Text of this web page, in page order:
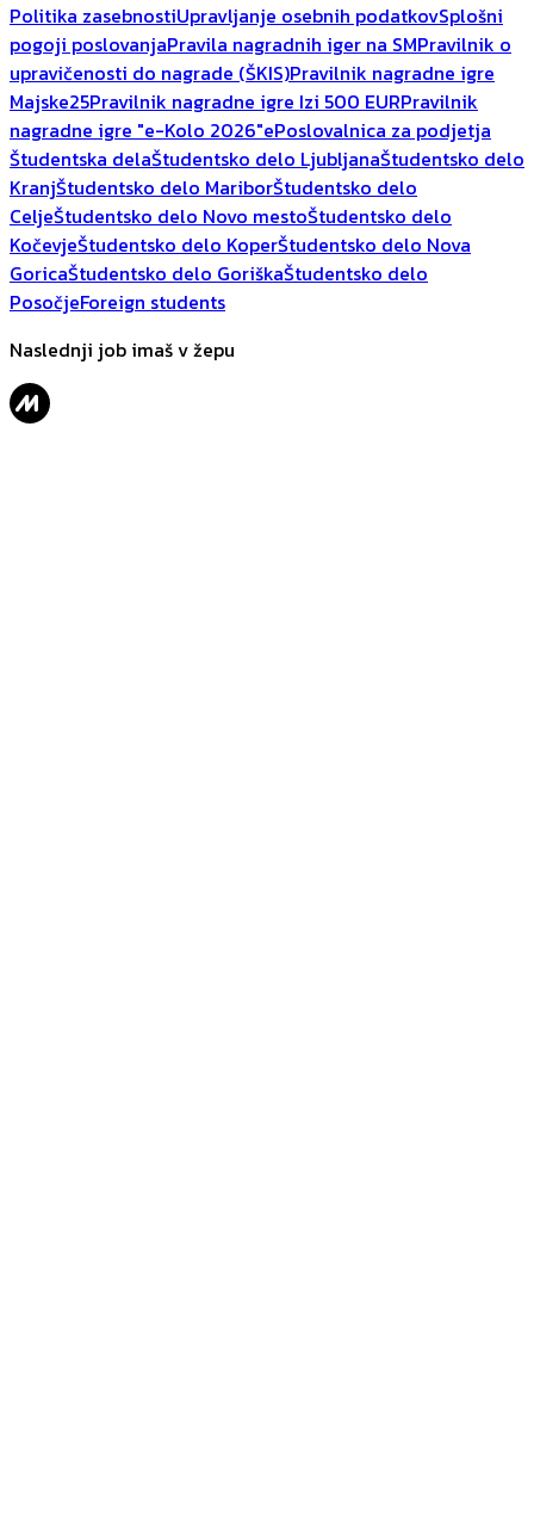
Politika zasebnostiUpravljanje osebnih podatkovSplošni
pogoji poslovanjaPravila nagradnih iger na SMPravilnik o
upravičenosti do nagrade (ŠKIS)Pravilnik nagradne igre
Majske25Pravilnik nagradne igre Izi 500 EURPravilnik
nagradne igre "e-Kolo 2026"ePoslovalnica za podjetja
Študentska delaŠtudentsko delo LjubljanaŠtudentsko delo
KranjŠtudentsko delo MariborŠtudentsko delo
CeljeŠtudentsko delo Novo mestoŠtudentsko delo
KočevjeŠtudentsko delo KoperŠtudentsko delo Nova
GoricaŠtudentsko delo GoriškaŠtudentsko delo
PosočjeForeign students
Naslednji job imaš v žepu